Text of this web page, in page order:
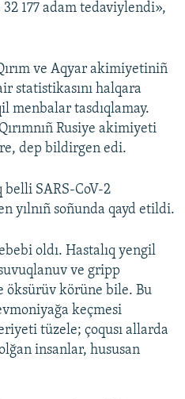
177 adam tedaviylendi»,
ve Aqyar akimiyetiniñ
statistikasını halqara
menbalar tasdıqlamay.
Rusiye akimiyeti
dep bildirgen edi.
belli SARS-CoV-2
yılnıñ soñunda qayd etildi.
oldı. Hastalıq yengil
ve gripp
öksürüv körüne bile. Bu
keçmesi
tüzele; çoqusı allarda
insanlar, hususan